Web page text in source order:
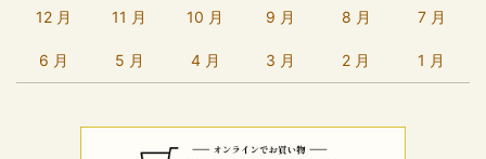
12 月 11 月 10 月 9 月 8 月 7 月
6 月 5 月 4 月 3 月 2 月 1 月